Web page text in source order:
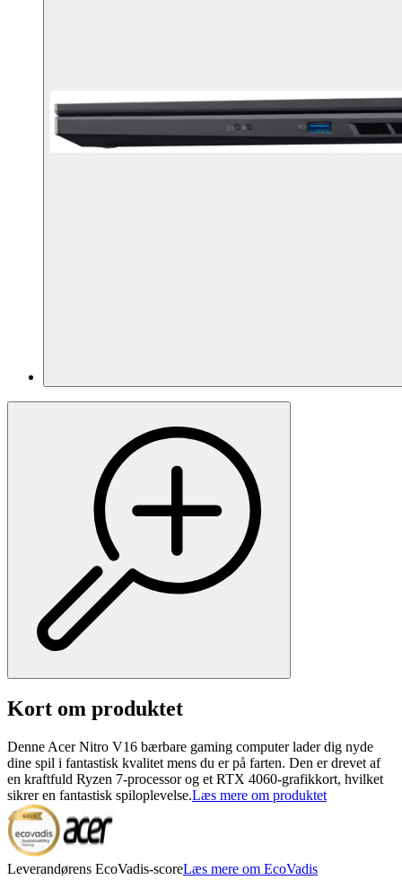
Kort om produktet
Denne Acer Nitro V16 bærbare gaming computer lader dig nyde
dine spil i fantastisk kvalitet mens du er på farten. Den er drevet af
en kraftfuld Ryzen 7-processor og et RTX 4060-grafikkort, hvilket
sikrer en fantastisk spiloplevelse.Læs mere om produktet
Leverandørens EcoVadis-scoreLæs mere om EcoVadis